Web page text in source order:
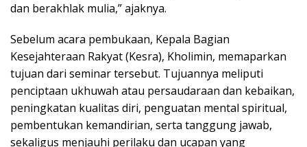
dan berakhlak mulia,” ajaknya.
Sebelum acara pembukaan, Kepala Bagian
Kesejahteraan Rakyat (Kesra), Kholimin, memaparkan
tujuan dari seminar tersebut. Tujuannya meliputi
penciptaan ukhuwah atau persaudaraan dan kebaikan,
peningkatan kualitas diri, penguatan mental spiritual,
pembentukan kemandirian, serta tanggung jawab,
sekaligus menjauhi perilaku dan ucapan yang